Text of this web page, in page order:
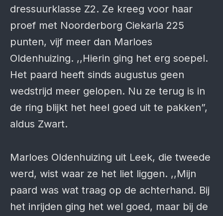
dressuurklasse Z2. Ze kreeg voor haar
proef met Noorderborg Ciekarla 225
punten, vijf meer dan Marloes
Oldenhuizing. ,,Hierin ging het erg soepel.
Het paard heeft sinds augustus geen
wedstrijd meer gelopen. Nu ze terug is in
de ring blijkt het heel goed uit te pakken”,
aldus Zwart.
Marloes Oldenhuizing uit Leek, die tweede
werd, wist waar ze het liet liggen. ,,Mijn
paard was wat traag op de achterhand. Bij
het inrijden ging het wel goed, maar bij de